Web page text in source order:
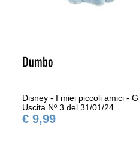
Dumbo
Disney - I miei piccoli amici -
Uscita Nº 3 del 31/01/24
€ 9,99